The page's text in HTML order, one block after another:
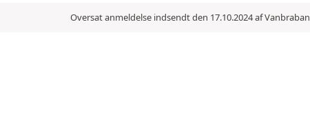
Oversat anmeldelse indsendt den 17.10.2024 af